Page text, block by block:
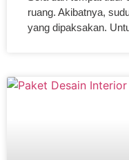
ruang. Akibatnya,
yang dipaksakan.